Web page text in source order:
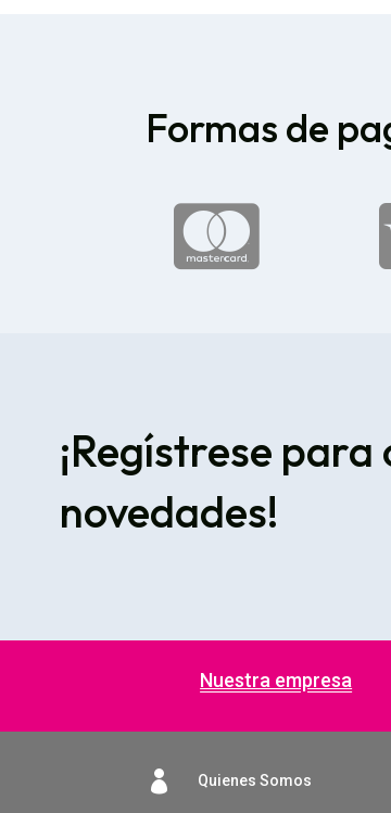
Formas de

¡Regístrese
novedades!
Nuestra empresa
 Quienes Somos